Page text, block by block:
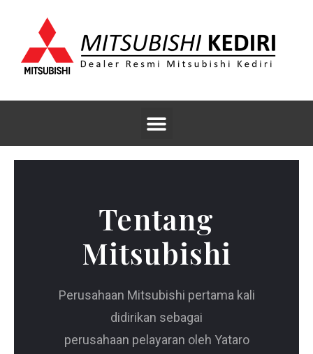
Menu
Tentang
Mitsubishi
Perusahaan Mitsubishi pertama kali
didirikan sebagai
perusahaan pelayaran oleh Yataro